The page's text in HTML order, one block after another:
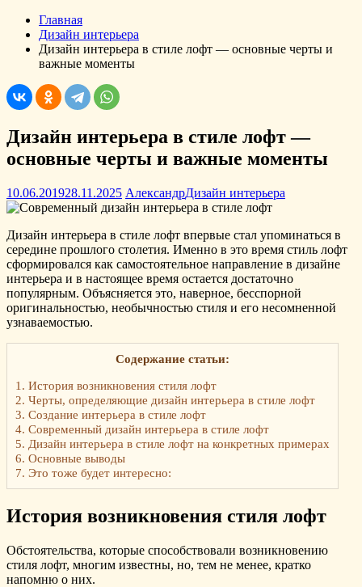
Главная
Дизайн интерьера
Дизайн интерьера в стиле лофт — основные черты и
важные моменты
Дизайн интерьера в стиле лофт —
основные черты и важные моменты
10.06.201928.11.2025 АлександрДизайн интерьера
Дизайн интерьера в стиле лофт впервые стал упоминаться в
середине прошлого столетия. Именно в это время стиль лофт
сформировался как самостоятельное направление в дизайне
интерьера и в настоящее время остается достаточно
популярным. Объясняется это, наверное, бесспорной
оригинальностью, необычностью стиля и его несомненной
узнаваемостью.
Содержание статьи:
1. История возникновения стиля лофт
2. Черты, определяющие дизайн интерьера в стиле лофт
3. Создание интерьера в стиле лофт
4. Современный дизайн интерьера в стиле лофт
5. Дизайн интерьера в стиле лофт на конкретных примерах
6. Основные выводы
7. Это тоже будет интересно:
История возникновения стиля лофт
Обстоятельства, которые способствовали возникновению
стиля лофт, многим известны, но, тем не менее, кратко
напомню о них.